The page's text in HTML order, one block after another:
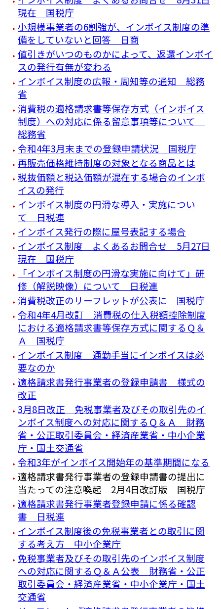
現在 国税庁
小規模事業者の6割強が、インボイス制度の準
備をしていないと回答 日商
値引きがいつのものかによって、返還インボイ
スの発行有無が変わる
インボイス制度の広報・周知等の通知 総務
省
消費税の適格請求書等保存方式（インボイス
制度）への対応に係る留意事項等について
総務省
令和4年3月末までの登録申請状況 国税庁
再販売価格維持制度の対象となる商品とは
税抜価額と税込価額が混在する場合のインボ
イスの発行
インボイス制度の円滑な導入・実施につい
て 日税連
インボイス発行の際に屋号表記する場合
インボイス制度 よくあるお問合せ 5月27日
現在 国税庁
「インボイス制度の円滑な実施に向けて」研
修（解説映像）について 日税連
消費税改正のリーフレットが公表に 国税庁
令和4年4月改訂 消費税の仕入税額控除制度
における適格請求書等保存方式に関するＱ＆
Ａ 国税庁
インボイス制度 通勤手当にインボイスは必
要なのか
適格請求書発行事業者の登録申請書 様式の
改正
3月8日改正 免税事業者及びその取引先のイ
ンボイス制度への対応に関するＱ＆Ａ 財務
省・公正取引委員会・経済産業省・中小企業
庁・国土交通省
令和3年がインボイス開始年の基準期間になる
適格請求書発行事業者の登録申請書の提出に
当たっての注意喚起 2月4日改訂版 国税庁
適格請求書発行事業者登録申請に係る確認
書 日税連
インボイス制度後の免税事業者との取引に関
する考え方 中小企業庁
免税事業者及びその取引先のインボイス制度
への対応に関するＱ＆Ａ公表 財務省・公正
取引委員会・経済産業省・中小企業庁・国土
交通省